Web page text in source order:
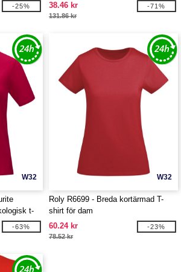
-25%
38.46 kr
131.86 kr
-71%
W32
t-
-63%
W32
Roly R6699 - Breda kortärmad T-
shirt för dam
60.24 kr
78.52 kr
-23%